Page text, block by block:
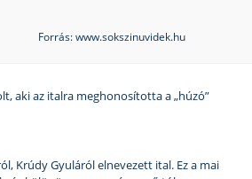
Forrás: www.sokszinuvidek.hu
aki az italra meghonosította a „húzó”
Krúdy Gyuláról elnevezett ital. Ez a mai